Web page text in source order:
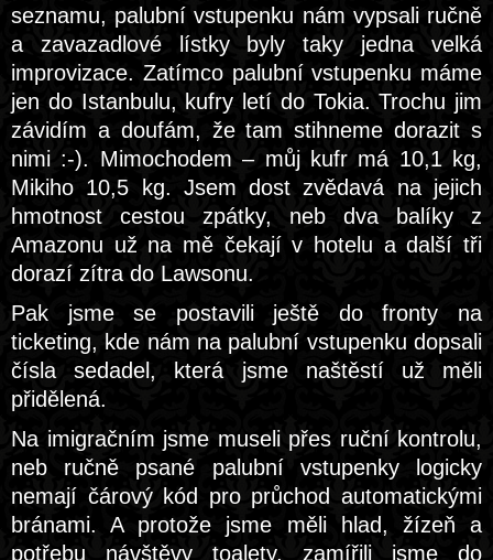
seznamu, palubní vstupenku nám vypsali ručně
a zavazadlové lístky byly taky jedna velká
improvizace. Zatímco palubní vstupenku máme
jen do Istanbulu, kufry letí do Tokia. Trochu jim
závidím a doufám, že tam stihneme dorazit s
nimi :-). Mimochodem – můj kufr má 10,1 kg,
Mikiho 10,5 kg. Jsem dost zvědavá na jejich
hmotnost cestou zpátky, neb dva balíky z
Amazonu už na mě čekají v hotelu a další tři
dorazí zítra do Lawsonu.
Pak jsme se postavili ještě do fronty na
ticketing, kde nám na palubní vstupenku dopsali
čísla sedadel, která jsme naštěstí už měli
přidělená.
Na imigračním jsme museli přes ruční kontrolu,
neb ručně psané palubní vstupenky logicky
nemají čárový kód pro průchod automatickými
bránami. A protože jsme měli hlad, žízeň a
potřebu návštěvy toalety, zamířili jsme do